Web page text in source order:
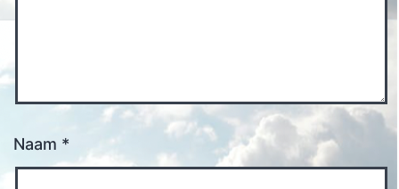
Naam *